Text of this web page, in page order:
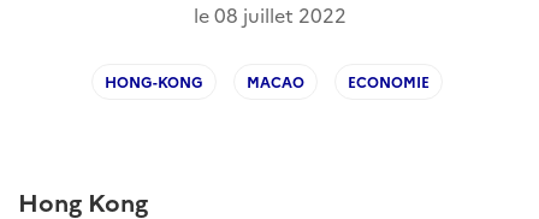
le08 juillet 2022
HONG-KONG MACAO ECONOMIE
Hong Kong